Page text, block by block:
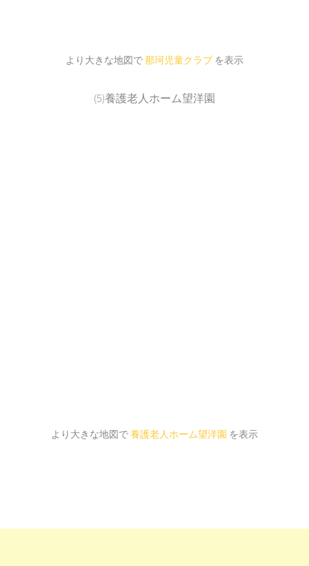
より大きな地図で那珂児童クラブ を表示
(5)養護老人ホーム望洋園
より大きな地図で養護老人ホーム望洋園 を表示